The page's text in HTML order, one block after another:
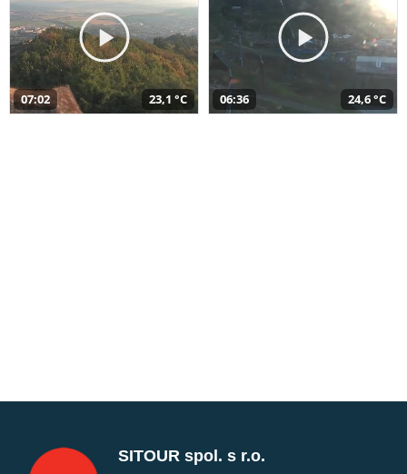
07:02 23,1 °C 06:36 24,6 °C
SITOUR spol. s r.o.